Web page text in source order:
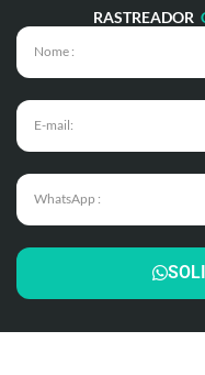
RASTREADOR